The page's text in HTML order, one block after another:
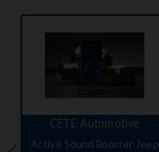
CETE Automotive
Active Sound Booster Jeep